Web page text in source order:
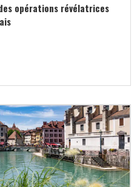
opérations révélatrices